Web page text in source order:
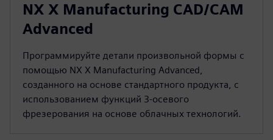
NX X Manufacturing CAD/CAM
Advanced
Программируйте детали произвольной формы с
помощью NX X Manufacturing Advanced,
созданного на основе стандартного продукта, с
использованием функций 3-осевого
фрезерования на основе облачных технологий.